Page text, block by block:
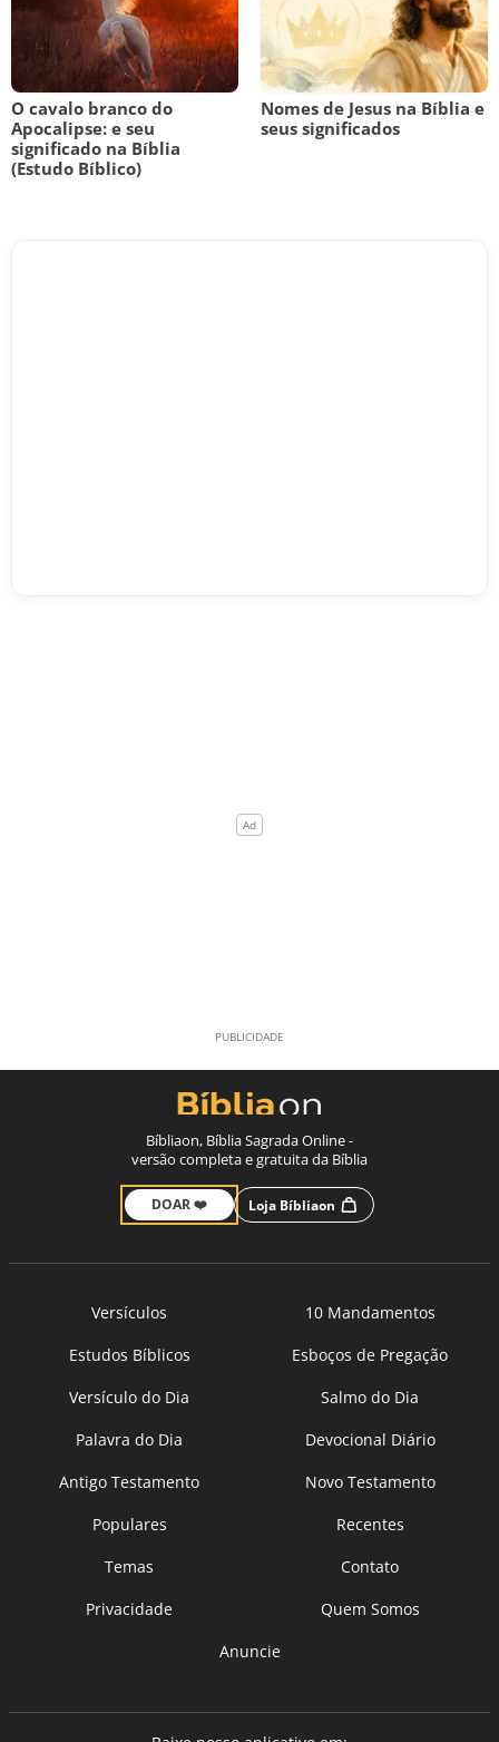
O cavalo branco do
Apocalipse: e seu
significado na Bíblia
(Estudo Bíblico)
Nomes de Jesus na Bíblia e
seus significados
Bíbliaon, Bíblia Sagrada Online -
versão completa e gratuita da Bíblia
DOAR ❤️ Loja Bíbliaon
Versículos
10 Mandamentos
Estudos Bíblicos
Esboços de Pregação
Versículo do Dia
Salmo do Dia
Palavra do Dia
Devocional Diário
Antigo Testamento
Novo Testamento
Populares
Recentes
Temas
Contato
Privacidade
Quem Somos
Anuncie